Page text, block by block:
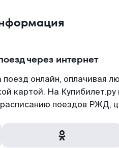
через интернет
онлайн, оплачивая
картой. На
поездов РЖД,